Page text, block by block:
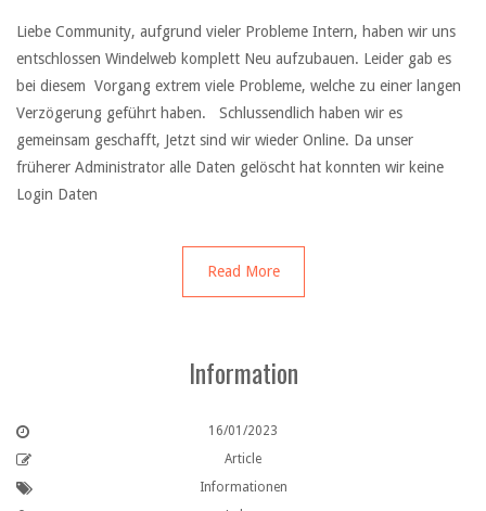
Liebe Community, aufgrund vieler Probleme Intern, haben wir uns
entschlossen Windelweb komplett Neu aufzubauen. Leider gab es
bei diesem Vorgang extrem viele Probleme, welche zu einer langen
Verzögerung geführt haben. Schlussendlich haben wir es
gemeinsam geschafft, Jetzt sind wir wieder Online. Da unser
früherer Administrator alle Daten gelöscht hat konnten wir keine
Login Daten
Read More
Information
16/01/2023
Article
Informationen